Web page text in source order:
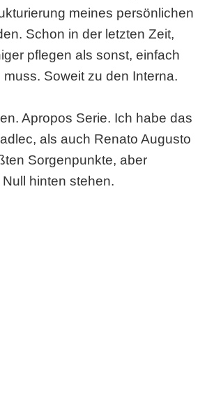
meines persönlichen
Schon in der letzten Zeit,
pflegen als sonst, einfach
Soweit zu den Interna.
Apropos Serie. Ich habe das
als auch Renato Augusto
Sorgenpunkte, aber
hinten stehen.